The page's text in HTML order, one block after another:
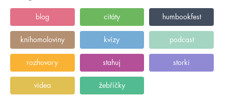
blog citáty humbookfest
knihomoloviny kvízy podcast
rozhovory stahuj storki
videa žebříčky